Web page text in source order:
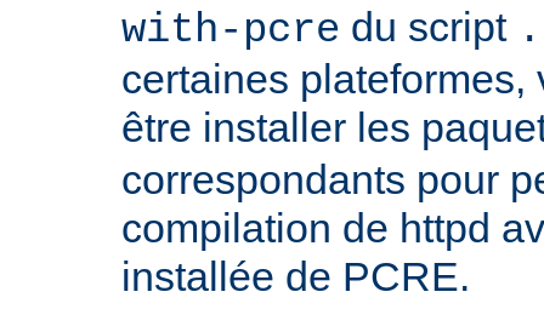
with-pcre du script
certaines plateformes,
être installer les
correspondants pour
compilation de httpd
installée de PCRE.